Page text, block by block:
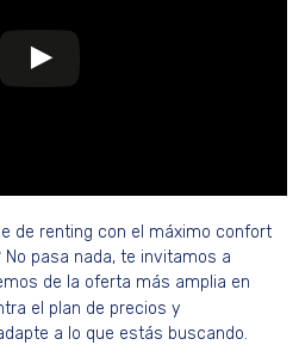
de renting con el máximo confort
pasa nada, te invitamos a
de la oferta más amplia en
el plan de precios y
a lo que estás buscando.